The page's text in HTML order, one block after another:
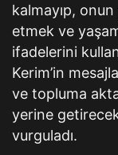
kalmayıp,
etmek ve
ifadelerini
Kerim’in
ve topluma
yerine
vurguladı.